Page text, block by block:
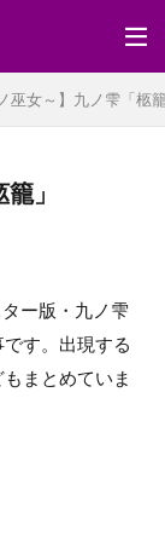
巫女～】九ノ雫「
」
ー版・九ノ雫
す。出現する
まとめていま